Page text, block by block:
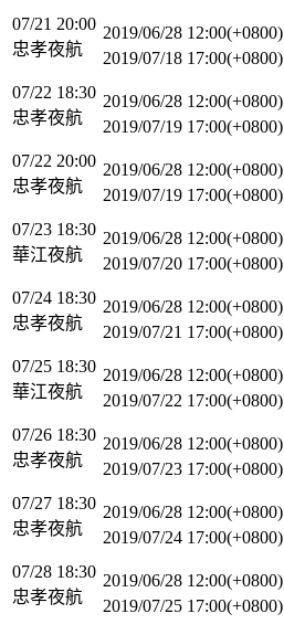
07/21 20:00
忠孝夜航
2019/06/28 12:00(+0800)
2019/07/18 17:00(+0800)
07/22 18:30
忠孝夜航
2019/06/28 12:00(+0800)
2019/07/19 17:00(+0800)
07/22 20:00
忠孝夜航
2019/06/28 12:00(+0800)
2019/07/19 17:00(+0800)
07/23 18:30
華江夜航
2019/06/28 12:00(+0800)
2019/07/20 17:00(+0800)
07/24 18:30
忠孝夜航
2019/06/28 12:00(+0800)
2019/07/21 17:00(+0800)
07/25 18:30
華江夜航
2019/06/28 12:00(+0800)
2019/07/22 17:00(+0800)
07/26 18:30
忠孝夜航
2019/06/28 12:00(+0800)
2019/07/23 17:00(+0800)
07/27 18:30
忠孝夜航
2019/06/28 12:00(+0800)
2019/07/24 17:00(+0800)
07/28 18:30
忠孝夜航
2019/06/28 12:00(+0800)
2019/07/25 17:00(+0800)